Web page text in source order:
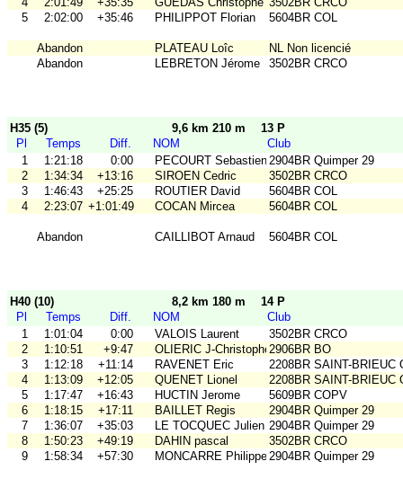
5
2:02:00 +35:46 PHILIPPOT Florian 5604BR COL
Abandon PLATEAU Loîc
NL Non licencié
Abandon
LEBRETON Jérome 3502BR CRCO
H35 (5) 9,6 km 210 m
13 P
Pl
Temps Diff. NOM
Club
1
1:21:18 0:00 PECOURT Sebastien 2904BR Quimper 29
2
1:34:34 +13:16 SIROEN Cedric
3502BR CRCO
3
1:46:43 +25:25 ROUTIER David
5604BR COL
4
2:23:07 +1:01:49 COCAN Mircea 5604BR COL
Abandon CAILLIBOT Arnaud 5604BR COL
H40 (10) 8,2 km 180 m
14 P
Pl
Temps Diff. NOM
Club
1
1:01:04 0:00 VALOIS Laurent
3502BR CRCO
2
1:10:51 +9:47 OLIERIC J-Christophe2906BR BO
3
1:12:18 +11:14 RAVENET Eric
2208BR SAINT-BRIEUC
4
1:13:09 +12:05 QUENET Lionel
2208BR SAINT-BRIEUC
5
1:17:47 +16:43 HUCTIN Jerome
5609BR COPV
6
1:18:15 +17:11 BAILLET Regis
2904BR Quimper 29
7
1:36:07 +35:03 LE TOCQUEC Julien 2904BR Quimper 29
8
1:50:23 +49:19 DAHIN pascal
3502BR CRCO
9
1:58:34 +57:30 MONCARRE Philippe 2904BR Quimper 29